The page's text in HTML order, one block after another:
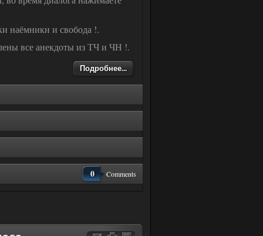
наёмники и свобода !.
все анекдоты из ТЧ и ЧН !.
Подробнее...
0 Comments